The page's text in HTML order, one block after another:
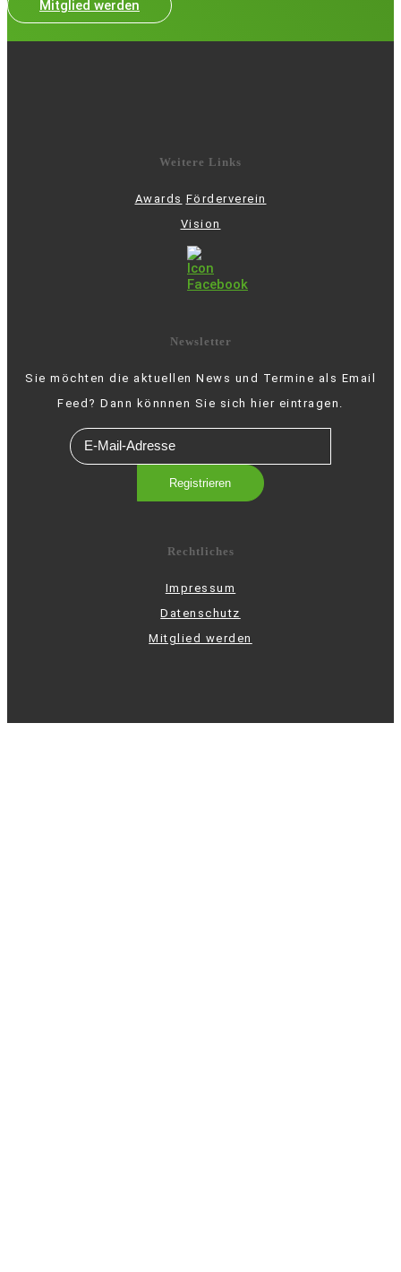
Mitglied werden
Weitere Links
Awards Förderverein
Vision
Newsletter
Sie möchten die aktuellen News und Termine als Email
Feed? Dann könnnen Sie sich hier eintragen.
Rechtliches
Impressum
Datenschutz
Mitglied werden